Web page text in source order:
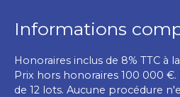
Informations
Honoraires inclus de 8% TTC à
Prix hors honoraires 100 000
de 12 lots. Aucune procédure